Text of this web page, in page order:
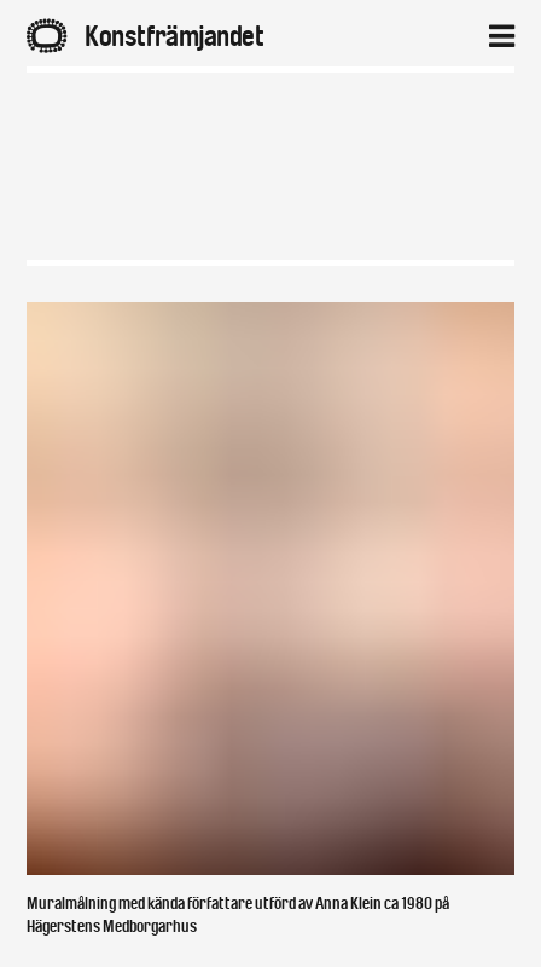
Muralmålning med kända författare utförd av Anna Klein ca 1980 på
Hägerstens Medborgarhus
A Konstfrämjandet 2